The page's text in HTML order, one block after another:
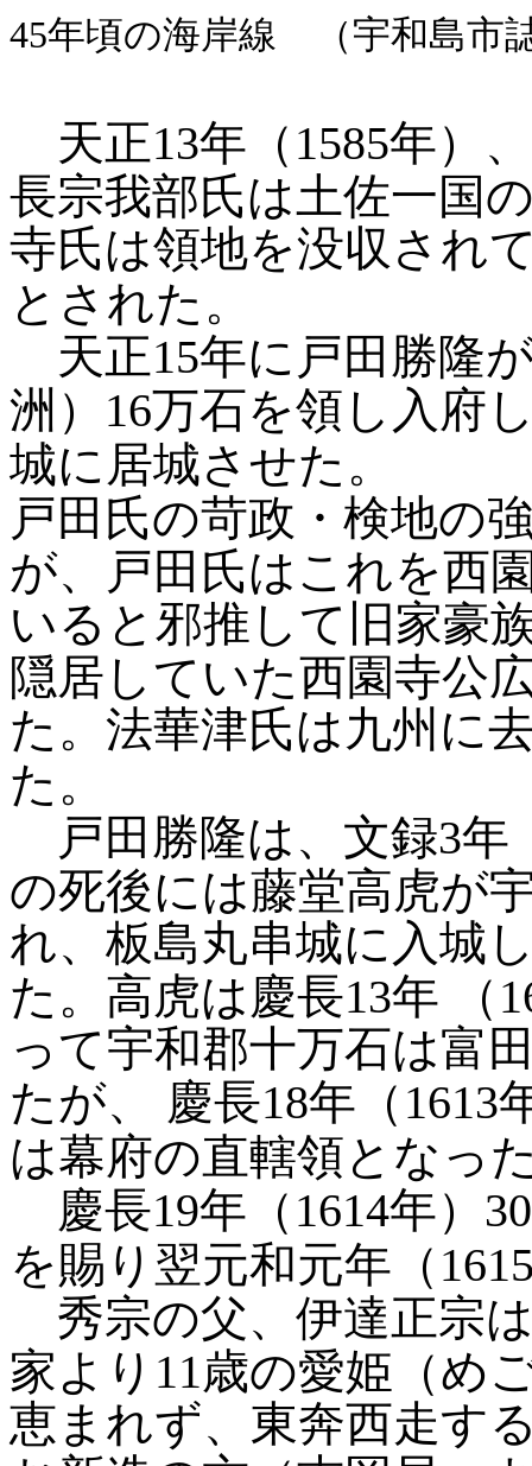
45年頃の海岸線 （宇和島市
天正13年（1585年）
長宗我部氏は土佐一国
寺氏は領地を没収され
とされた。
天正15年に戸田勝隆
洲）16万石を領し入府
城に居城させた。
戸田氏の苛政・検地の
が、戸田氏はこれを西
いると邪推して旧家豪
隠居していた西園寺公
た。法華津氏は九州に
た。
戸田勝隆は、文録3年
の死後には藤堂高虎が
れ、板島丸串城に入城
た。高虎は慶長13年
って宇和郡十万石は富
たが、
慶長18年（
は幕府の直轄領となっ
慶長19年（1614年）
を賜り翌元和元年（
秀宗の父、伊達正宗
家より11歳の愛姫（め
恵まれず、東奔西走す